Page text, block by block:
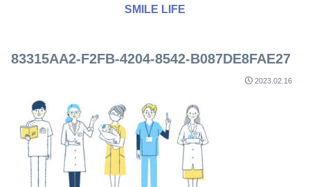
SMILE LIFE
83315AA2-F2FB-4204-8542-B087DE8FAE27
2023.02.16